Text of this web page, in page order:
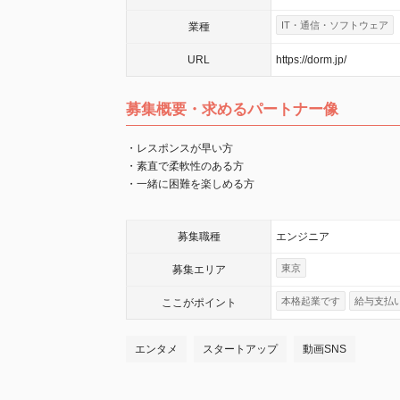
業種 IT・通信・ソフトウェア
URL https://dorm.jp/
募集概要・求めるパートナー像
・レスポンスが早い方
・素直で柔軟性のある方
・一緒に困難を楽しめる方
募集職種 エンジニア
募集エリア 東京
ここがポイント 本格起業です 給与支払
エンタメ スタートアップ 動画SNS